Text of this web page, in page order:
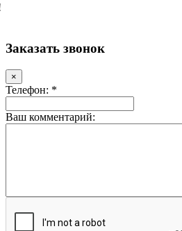
Заказать звонок
×
Телефон: *
Ваш комментарий: